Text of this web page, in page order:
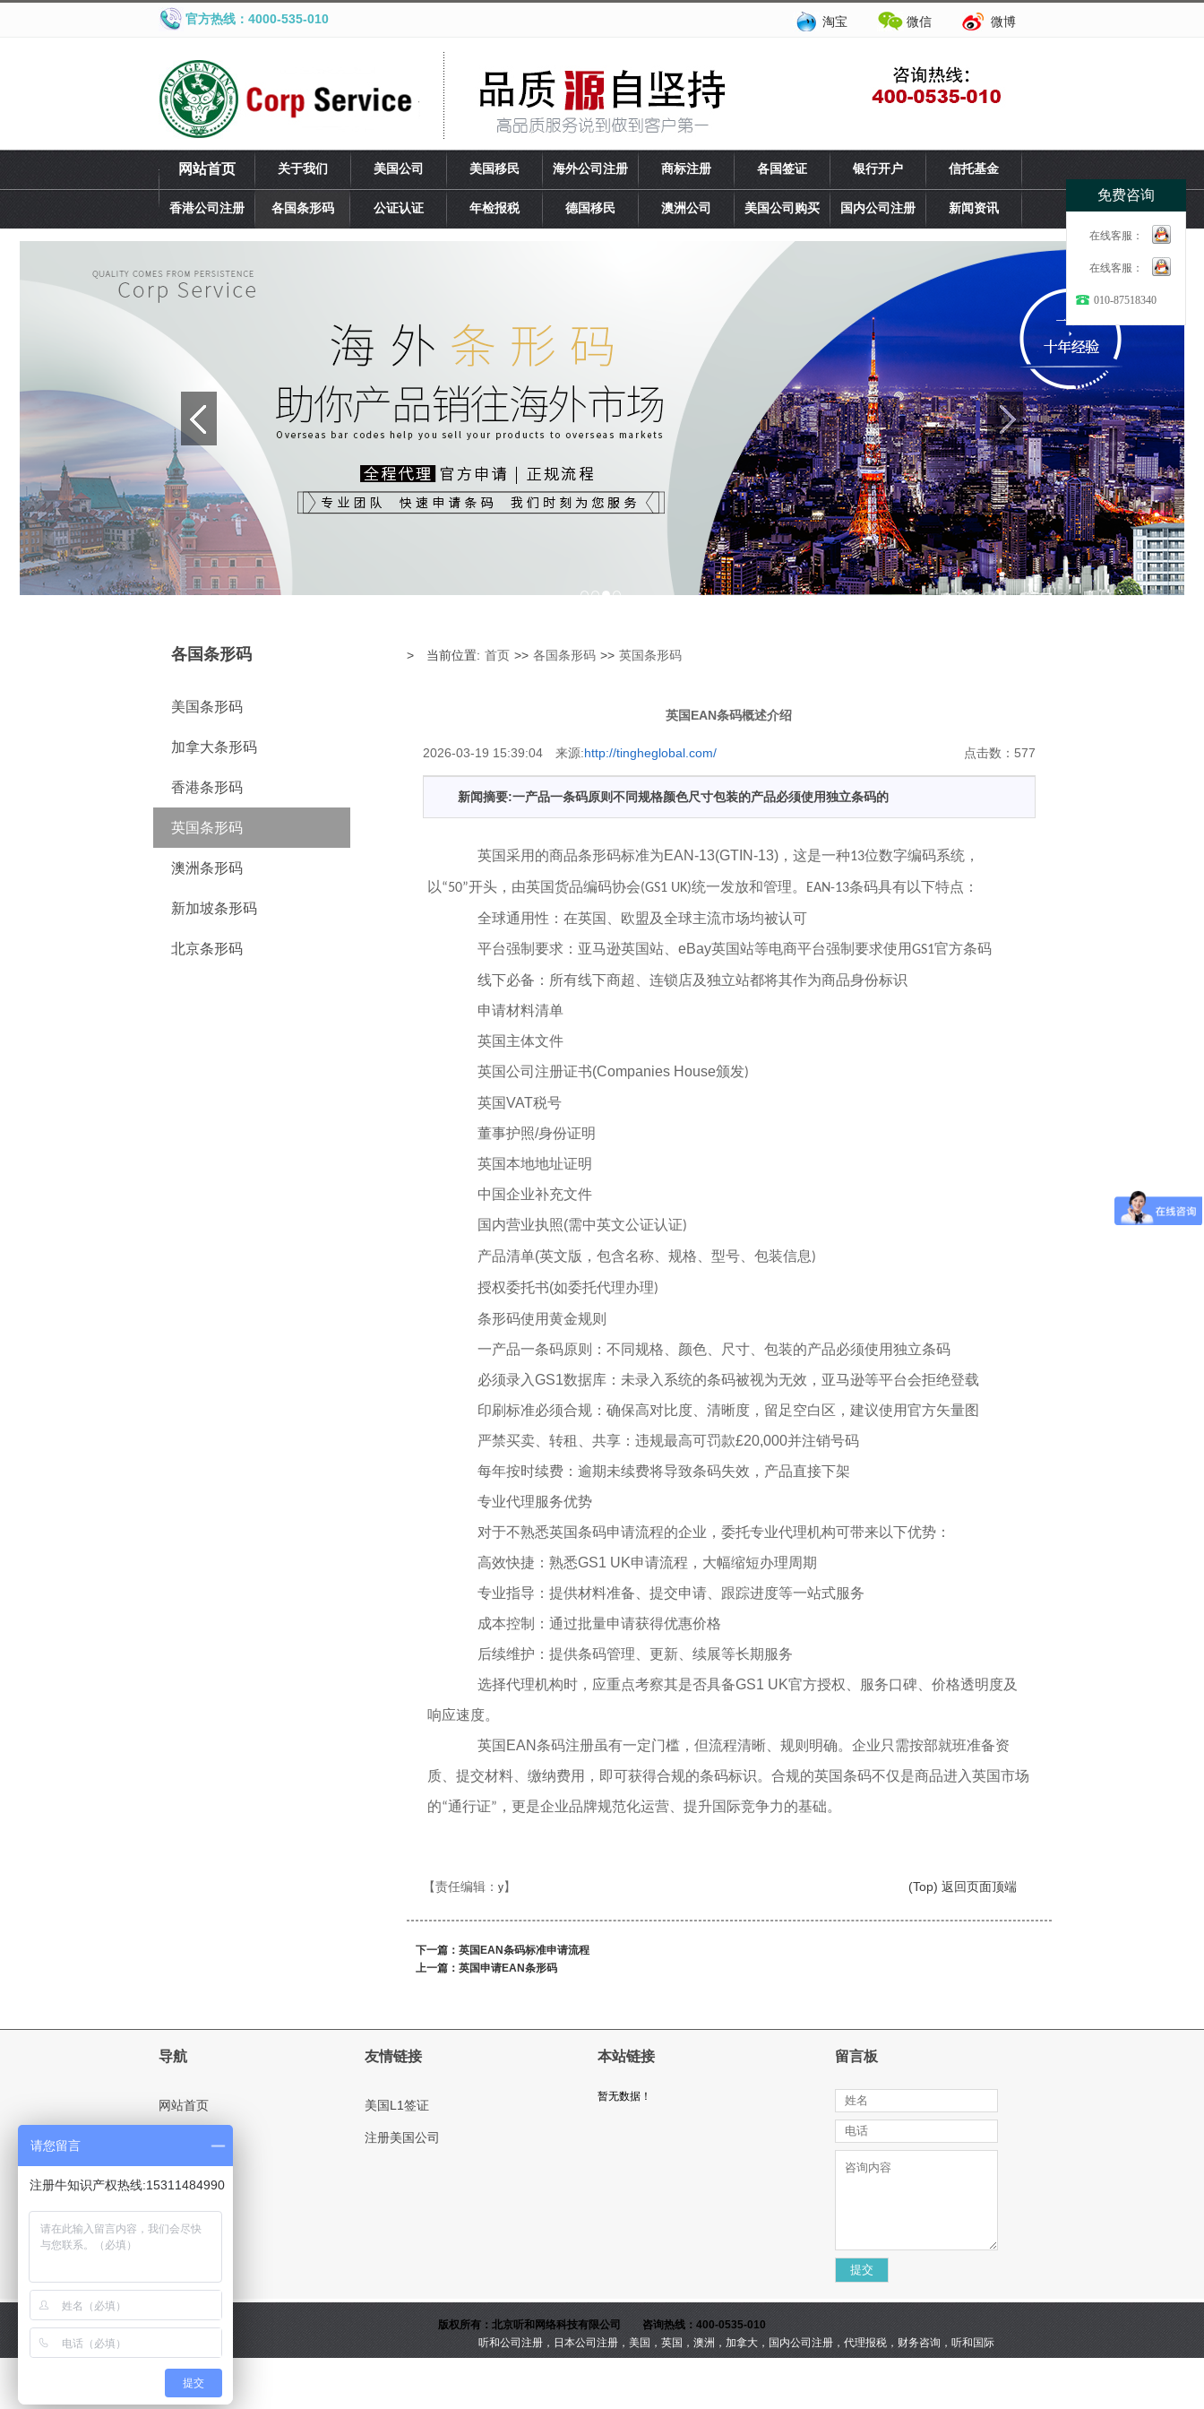
官方热线：4000-535-010 微博
微信
淘宝
网站首页 关于我们 美国公司 美国移民 海外公司注册 商标注册 各国签证 银行开户 信托基金
香港公司注册 各国条形码 公证认证 年检报税 德国移民 澳洲公司 美国公司购买 国内公司注册 新闻资讯
各国条形码
美国条形码
加拿大条形码
香港条形码
英国条形码
澳洲条形码
新加坡条形码
北京条形码
> 当前位置: 首页 >> 各国条形码 >> 英国条形码
英国EAN条码概述介绍
点击数：577
2026-03-19 15:39:04 来源:http://tingheglobal.com/
新闻摘要:一产品一条码原则不同规格颜色尺寸包装的产品必须使用独立条码的
英国采用的商品条形码标准为EAN-13(GTIN-13)，这是一种13位数字编码系统，
以“50”开头，由英国货品编码协会(GS1 UK)统一发放和管理。 EAN-13条码具有以下特点：
全球通用性：在英国、欧盟及全球主流市场均被认可
平台强制要求：亚马逊英国站、 eBay英国站等电商平台强制要求使用GS1官方条码
线下必备：所有线下商超、连锁店及独立站都将其作为商品身份标识
申请材料清单
英国主体文件
英国公司注册证书(Companies House颁发)
英国VAT税号
董事护照/身份证明
英国本地地址证明
中国企业补充文件
国内营业执照(需中英文公证认证)
产品清单(英文版，包含名称、规格、型号、包装信息)
授权委托书(如委托代理办理)
条形码使用黄金规则
一产品一条码原则：不同规格、颜色、尺寸、包装的产品必须使用独立条码
必须录入GS1数据库：未录入系统的条码被视为无效，亚马逊等平台会拒绝登载
印刷标准必须合规：确保高对比度、清晰度，留足空白区，建议使用官方矢量图
严禁买卖、转租、共享：违规最高可罚款£20,000并注销号码
每年按时续费：逾期未续费将导致条码失效，产品直接下架
专业代理服务优势
对于不熟悉英国条码申请流程的企业，委托专业代理机构可带来以下优势：
高效快捷：熟悉GS1 UK申请流程，大幅缩短办理周期
专业指导：提供材料准备、提交申请、跟踪进度等一站式服务
成本控制：通过批量申请获得优惠价格
后续维护：提供条码管理、更新、续展等长期服务
选择代理机构时，应重点考察其是否具备GS1 UK官方授权、服务口碑、价格透明度及
响应速度。
英国 EAN条码注册虽有一定门槛，但流程清晰、规则明确。企业只需按部就班准备资
质、提交材料、缴纳费用，即可获得合规的条码标识。合规的英国条码不仅是商品进入英国市场
的“通行证” ，更是企业品牌规范化运营、提升国际竞争力的基础。
【责任编辑： y】 (Top) 返回页面顶端
下一篇： 英国EAN条码标准申请流程
上一篇： 英国申请EAN条形码
导航
网站首页
商标注册
银行开户
友情链接
美国L1签证
注册美国公司
本站链接
暂无数据！
留言板
版权所有：北京听和网络科技有限公司 咨询热线：400-0535-010
听和公司注册，日本公司注册，美国，英国，澳洲，加拿大，国内公司注册，代理报税，财务咨询，听和国际
免费咨询
在线客服：
在线客服：
010-87518340
请您留言
注册牛知识产权热线:15311484990
提交